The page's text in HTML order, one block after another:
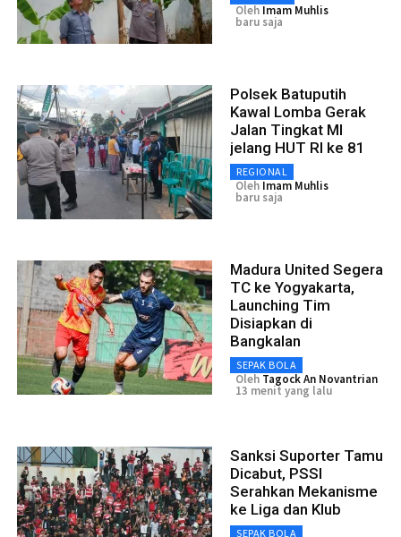
Oleh Imam Muhlis
baru saja
Polsek Batuputih
Kawal Lomba Gerak
Jalan Tingkat MI
jelang HUT RI ke 81
REGIONAL
Oleh Imam Muhlis
baru saja
Madura United Segera
TC ke Yogyakarta,
Launching Tim
Disiapkan di
Bangkalan
SEPAK BOLA
Oleh Tagock An Novantrian
13 menit yang lalu
Sanksi Suporter Tamu
Dicabut, PSSI
Serahkan Mekanisme
ke Liga dan Klub
SEPAK BOLA